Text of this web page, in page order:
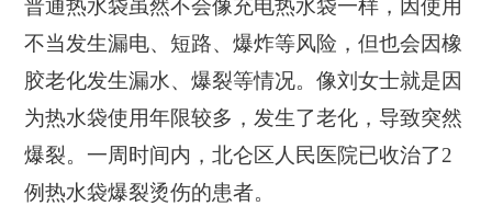
普通热水袋虽然不会像充电热水袋一样，因使用
不当发生漏电、短路、爆炸等风险，但也会因橡
胶老化发生漏水、爆裂等情况。像刘女士就是因
为热水袋使用年限较多，发生了老化，导致突然
爆裂。一周时间内，北仑区人民医院已收治了2
例热水袋爆裂烫伤的患者。